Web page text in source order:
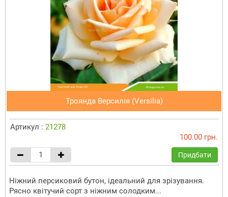
Троянда Версилія (Versilia)
Артикул : 21278
100.00 грн.
Придбати
Ніжний персиковий бутон, ідеальний для зрізування.
Рясно квітучий сорт з ніжним солодким...